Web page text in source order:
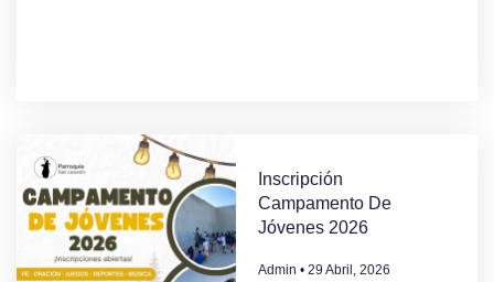
Inscripción
Campamento De
Jóvenes 2026
Admin 29 Abril, 2026